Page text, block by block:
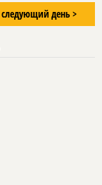
следующий день >